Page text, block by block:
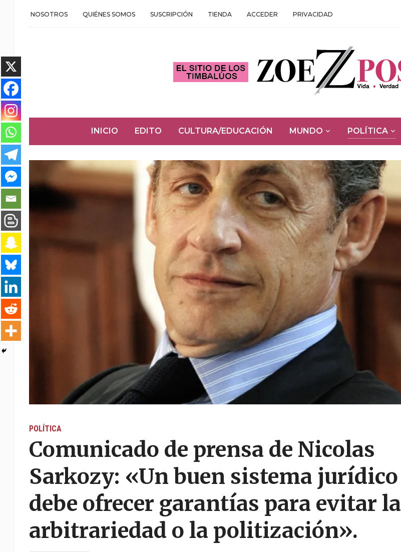
NOSOTROS QUIÉNES SOMOS SUSCRIPCIÓN TIENDA ACCEDER PRIVACIDAD
INICIO EDITO CULTURA/EDUCACIÓN MUNDO POLÍTICA
POLÍTICA
Comunicado de prensa de Nicolas
Sarkozy: «Un buen sistema jurídico
debe ofrecer garantías para evitar la
arbitrariedad o la politización».